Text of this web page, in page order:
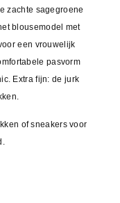
zachte sagegroene
blousemodel met
een vrouwelijk
pasvorm
Extra fijn: de jurk
of sneakers voor